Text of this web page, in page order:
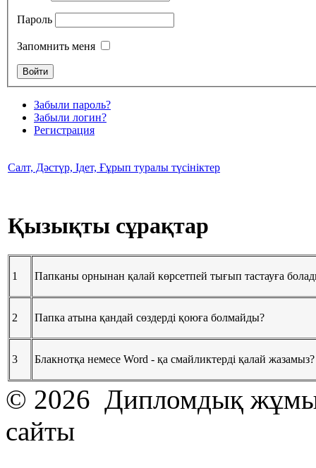
Пароль
Запомнить меня
Забыли пароль?
Забыли логин?
Регистрация
Салт, Дәстүр, Ідет, Ғұрып туралы түсініктер
Қызықты сұрақтар
1 Папканы орнынан қалай көрсетпей тығып тастауға
2 Папка атына қандай сөздерді қоюға болмайды?
3 Блакнотқа немесе Word - қа смайликтерді қалай жазамыз?
© 2026 Дипломдық
сайты